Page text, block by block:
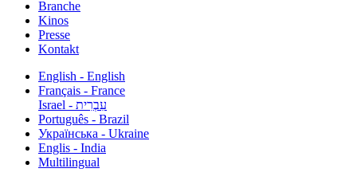
Branche
Kinos
Presse
Kontakt
English - English
Français - France
עִבְרִית - Israel
Português - Brazil
Українська - Ukraine
Englis - India
Multilingual